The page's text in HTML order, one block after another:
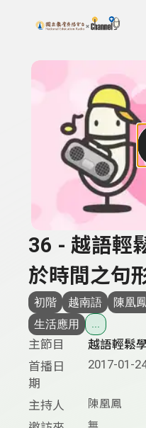
上方功能區塊
搜尋關鍵字：可輸入節
36 - 越語輕
於時間之句
初階 越南語 陳凰
生活應用
...
主節目
越語輕鬆
首播日
期
2017-01-
主持人 陳凰鳳